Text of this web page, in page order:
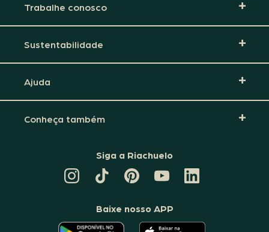
Trabalhe conosco
Sustentabilidade
Ajuda
Conheça também
Siga a Riachuelo
TIKTOK
DA
PINTEREST
DA
CANAL
DA
RIACHUELO
LINKEDIN
DA
Baixe nosso APP
O O